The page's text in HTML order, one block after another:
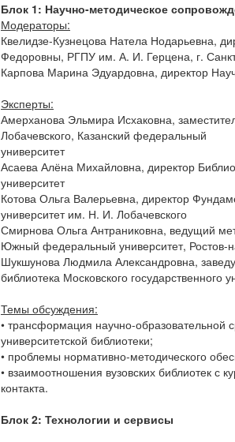
Блок 1: Научно-методическое
Модераторы:
Квелидзе-Кузнецова Натела Нодарьевна,
Федоровны, РГПУ им. А. И. Герцена, г.
Карпова Марина Эдуардовна, директор
Эксперты:
Амерханова Эльмира Исхаковна,
Лобачевского, Казанский федеральный
университет
Асаева Алёна Михайловна, директор
университет
Котова Ольга Валерьевна, директор
университет им. Н. И. Лобачевского
Смирнова Ольга Антраниковна, ведущий
Южный федеральный университет, Ростов-
Шукшунова Людмила Александровна,
библиотека Московского
Темы обсуждения:
• трансформация научно-
университетской библиотеки;
• проблемы нормативно-методического
• взаимоотношения вузовских библиотек
контакта.
Блок 2: Технологии и сервисы